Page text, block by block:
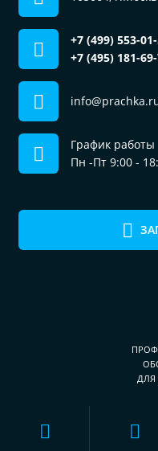
ДЛЯ
+7 (499) 553-
+7 (495) 181-
График работы
Пн -Пт 9:00 -